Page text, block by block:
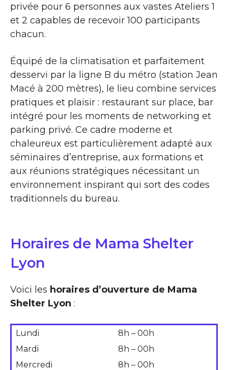
privée pour 6 personnes aux vastes Ateliers 1
et 2 capables de recevoir 100 participants
chacun.
Équipé de la climatisation et parfaitement
desservi par la ligne B du métro (station Jean
Macé à 200 mètres), le lieu combine services
pratiques et plaisir : restaurant sur place, bar
intégré pour les moments de networking et
parking privé. Ce cadre moderne et
chaleureux est particulièrement adapté aux
séminaires d’entreprise, aux formations et
aux réunions stratégiques nécessitant un
environnement inspirant qui sort des codes
traditionnels du bureau.
Horaires de Mama Shelter
Lyon
Voici les horaires d’ouverture de Mama
Shelter Lyon :
Lundi
8h – 00h
Mardi
8h – 00h
Mercredi
8h – 00h